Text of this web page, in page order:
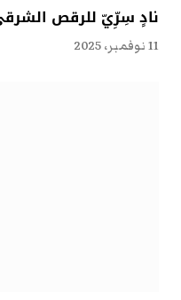
نادٍ سِرِّيّ للرقص
11 نوفمبر، 2025